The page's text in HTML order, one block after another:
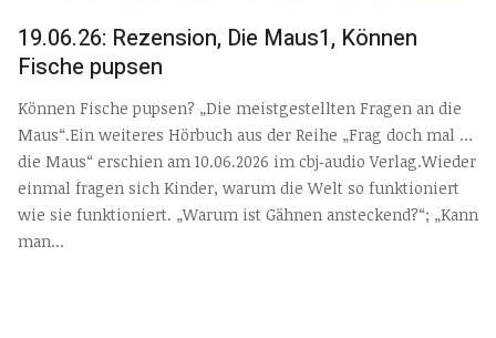
19.06.26: Rezension, Die Maus1, Können
Fische pupsen
Können Fische pupsen? „Die meistgestellten Fragen an die
Maus“.Ein weiteres Hörbuch aus der Reihe „Frag doch mal …
die Maus“ erschien am 10.06.2026 im cbj‑audio Verlag.Wieder
einmal fragen sich Kinder, warum die Welt so funktioniert
wie sie funktioniert. „Warum ist Gähnen ansteckend?“; „Kann
man...